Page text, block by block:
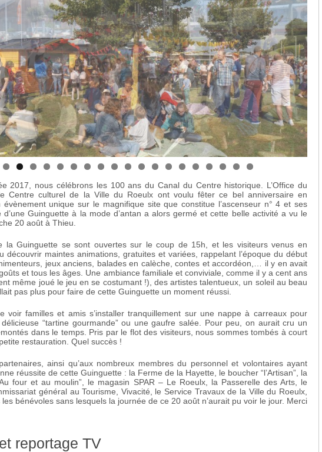
2017, nous célébrons les 100 ans du Canal du Centre historique. L’Office du
Centre culturel de la Ville du Roeulx ont voulu fêter ce bel anniversaire en
évènement unique sur le magnifique site que constitue l’ascenseur n° 4 et ses
d’une Guinguette à la mode d’antan a alors germé et cette belle activité a vu le
20 août à Thieu.
la Guinguette se sont ouvertes sur le coup de 15h, et les visiteurs venus en
découvrir maintes animations, gratuites et variées, rappelant l’époque du début
jeux anciens, balades en calèche, contes et accordéon,… il y en avait
et tous les âges. Une ambiance familiale et conviviale, comme il y a cent ans
même joué le jeu en se costumant !), des artistes talentueux, un soleil au beau
pas plus pour faire de cette Guinguette un moment réussi.
voir familles et amis s’installer tranquillement sur une nappe à carreaux pour
“tartine gourmande” ou une gaufre salée. Pour peu, on aurait cru un
dans le temps. Pris par le flot des visiteurs, nous sommes tombés à court
restauration. Quel succès !
ainsi qu’aux nombreux membres du personnel et volontaires ayant
réussite de cette Guinguette : la Ferme de la Hayette, le boucher “l’Artisan”, la
four et au moulin”, le magasin SPAR – Le Roeulx, la Passerelle des Arts, le
général au Tourisme, Vivacité, le Service Travaux de la Ville du Roeulx,
bénévoles sans lesquels la journée de ce 20 août n’aurait pu voir le jour. Merci
reportage TV